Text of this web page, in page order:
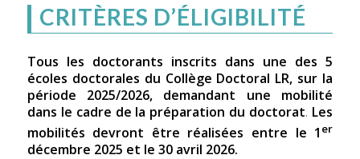
CRITÈRES D’ÉLIGIBILITÉ
Tous les doctorants inscrits dans une des 5
écoles doctorales du Collège Doctoral LR, sur la
période 2025/2026, demandant une mobilité
dans le cadre de la préparation du doctorat. Les
mobilités devront être réalisées entre le 1 er
décembre 2025 et le 30 avril 2026.